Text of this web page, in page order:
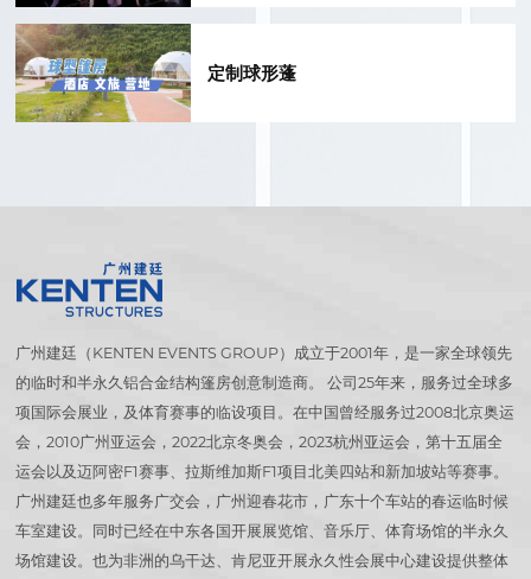
定制球形蓬
广州建廷（KENTEN EVENTS GROUP）成立于2001年，是一家全球领先
的临时和半永久铝合金结构篷房创意制造商。 公司25年来，服务过全球多
项国际会展业，及体育赛事的临设项目。在中国曾经服务过2008北京奥运
会，2010广州亚运会，2022北京冬奥会，2023杭州亚运会，第十五届全
运会以及迈阿密F1赛事、拉斯维加斯F1项目北美四站和新加坡站等赛事。
广州建廷也多年服务广交会，广州迎春花市，广东十个车站的春运临时候
车室建设。同时已经在中东各国开展展览馆、音乐厅、体育场馆的半永久
场馆建设。也为非洲的乌干达、肯尼亚开展永久性会展中心建设提供整体